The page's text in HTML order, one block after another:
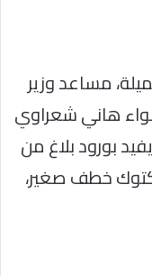
مساعد وزير
هاني شعراوي
بورود بلاغ من
خطف صغير،